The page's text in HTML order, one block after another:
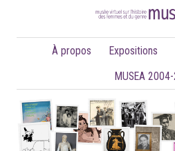
À propos Expositions
MUSEA